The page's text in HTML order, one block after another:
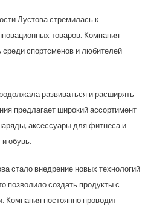
Лустова стремилась к
товаров. Компания
спортсменов и любителей
развиваться и расширять
предлагает широкий ассортимент
аксессуары для фитнеса и
обувь.
стало внедрение новых технологий
позволило создать продукты с
Компания постоянно проводит